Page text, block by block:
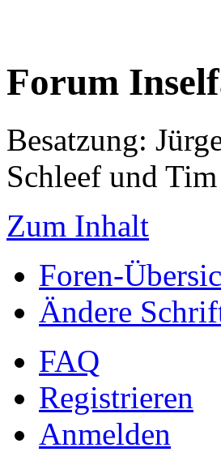
Forum
Besatzung:
Schleef und
Zum Inhalt
Foren-
Ändere
FAQ
Registrieren
Anmelden